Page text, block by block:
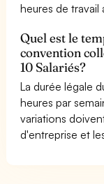
heures de travail
Quel est le
convention
10 Salariés?
La durée légale
heures par
variations
d'entreprise et